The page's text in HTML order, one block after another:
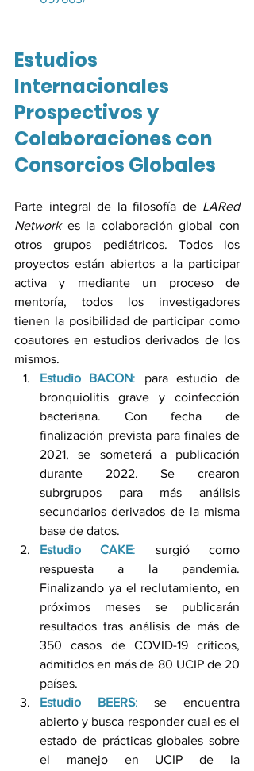
Estudios
Internacionales
Prospectivos y
Colaboraciones con
Consorcios Globales
Parte integral de la filosofía de LARed
Network es la colaboración global con
otros grupos pediátricos. Todos los
proyectos están abiertos a la participar
activa y mediante un proceso de
mentoría, todos los investigadores
tienen la posibilidad de participar como
coautores en estudios derivados de los
mismos.
Estudio BACON: para estudio de
bronquiolitis grave y coinfección
bacteriana. Con fecha de
finalización prevista para finales de
2021, se someterá a publicación
durante 2022. Se crearon
subrgrupos para más análisis
secundarios derivados de la misma
base de datos.
Estudio CAKE: surgió como
respuesta a la pandemia.
Finalizando ya el reclutamiento, en
próximos meses se publicarán
resultados tras análisis de más de
350 casos de COVID-19 críticos,
admitidos en más de 80 UCIP de 20
países.
Estudio BEERS: se encuentra
abierto y busca responder cual es el
estado de prácticas globales sobre
el manejo en UCIP de la